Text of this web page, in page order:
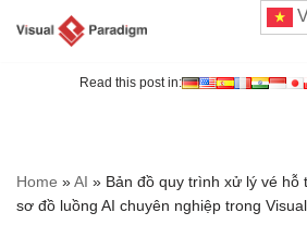
Read this post in:
Home »AI » Bản đồ quy trình xử lý vé hỗ
sơ đồ luồng AI chuyên nghiệp trong